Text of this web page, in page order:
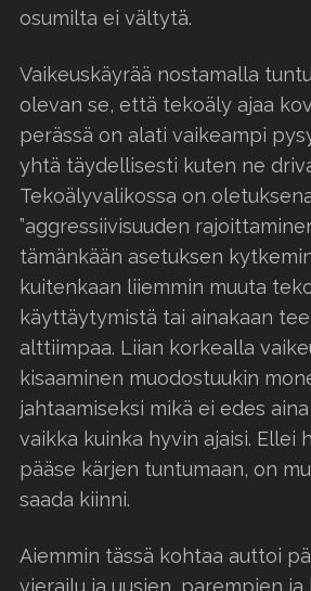
osumilta ei vältytä.
Vaikeuskäyrää nostamalla
olevan se, että tekoäly ajaa
perässä on alati vaikeampi
yhtä täydellisesti kuten ne
Tekoälyvalikossa on
”aggressiivisuuden
tämänkään asetuksen
kuitenkaan liiemmin muuta
käyttäytymistä tai ainakaan
alttiimpaa. Liian korkealla
kisaaminen muodostuukin
jahtaamiseksi mikä ei edes
vaikka kuinka hyvin ajaisi. Ellei
pääse kärjen tuntumaan, on
saada kiinni.
Aiemmin tässä kohtaa auttoi
vierailu ja uusien, parempien ja